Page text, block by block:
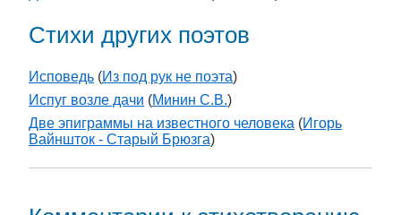
Стихи других поэтов
Исповедь (Из под рук не поэта)
Испуг возле дачи (Минин С.В.)
Две эпиграммы на известного человека (Игорь
Вайншток - Старый Брюзга)